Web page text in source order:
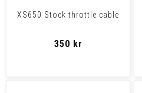
XS650 Stock throttle cable
350 kr